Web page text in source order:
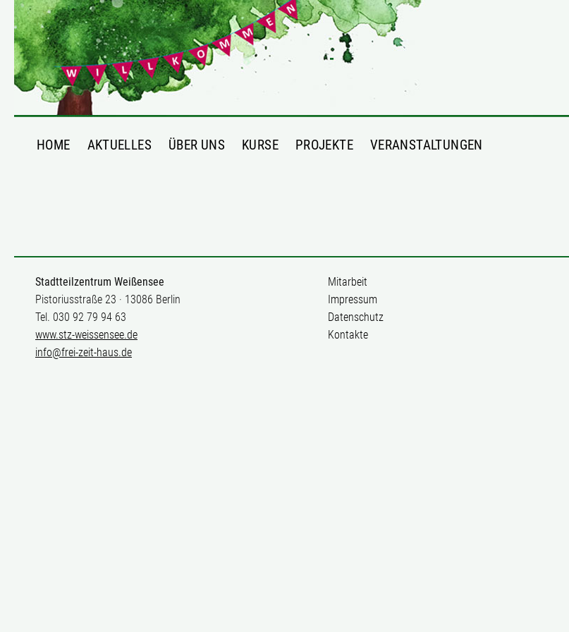
HOME AKTUELLES ÜBER UNS KURSE PROJEKTE VERANSTALTUNGEN
Stadtteilzentrum Weißensee
Pistoriusstraße 23 · 13086 Berlin
Tel. 030 92 79 94 63
www.stz-weissensee.de
info@frei-zeit-haus.de
Mitarbeit
Impressum
Datenschutz
Kontakte